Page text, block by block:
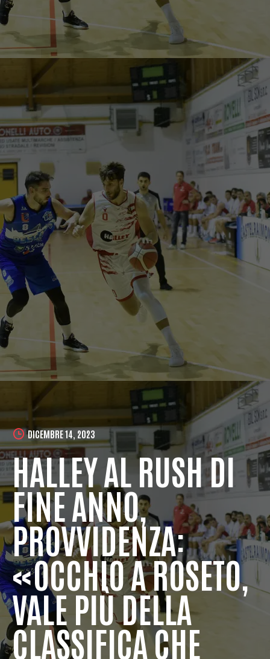
DICEMBRE 14, 2023
HALLEY AL RUSH DI
FINE ANNO,
PROVVIDENZA:
«OCCHIO A ROSETO,
VALE PIÙ DELLA
CLASSIFICA CHE